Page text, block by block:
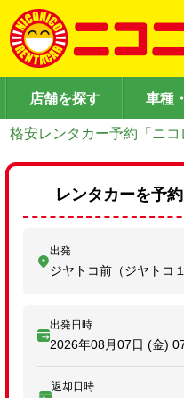
店舗を探す 車種
格安レンタカー予約「ニコ
レンタカーを予
出発
ジヤトコ前（ジヤトコ
出発日時
2026年08月07日 (金)
返却日時